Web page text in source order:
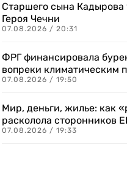
Старшего сына Кадырова
Героя Чечни
07.08.2026 / 20:31
ФРГ финансировала
вопреки климатическим
07.08.2026 / 19:50
Мир, деньги, жилье: как
расколола сторонников
07.08.2026 / 19:33